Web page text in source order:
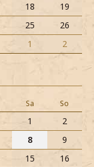
18
19
25
26
1 2
Sa So
1
2
8
9
15
16